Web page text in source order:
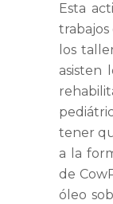
Esta
trabajos
los
asisten
tener
a la
de
óleo